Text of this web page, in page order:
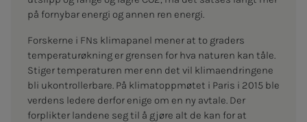
på fornybar energi og annen ren energi.
Forskerne i FNs klimapanel mener at to graders
temperaturøkning er grensen for hva naturen kan tåle.
Stiger temperaturen mer enn det vil klimaendringene
bli ukontrollerbare. På klimatoppmøtet i Paris i 2015 ble
verdens ledere derfor enige om en ny avtale. Der
forplikter landene seg til å gjøre alt de kan for at